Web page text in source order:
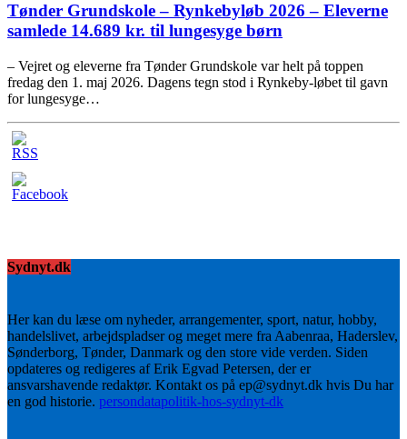
Tønder Grundskole – Rynkebyløb 2026 – Eleverne
samlede 14.689 kr. til lungesyge børn
– Vejret og eleverne fra Tønder Grundskole var helt på toppen
fredag den 1. maj 2026. Dagens tegn stod i Rynkeby-løbet til gavn
for lungesyge…
Sydnyt.dk
Her kan du læse om nyheder, arrangementer, sport, natur, hobby,
handelslivet, arbejdspladser og meget mere fra Aabenraa, Haderslev,
Sønderborg, Tønder, Danmark og den store vide verden. Siden
opdateres og redigeres af Erik Egvad Petersen, der er
ansvarshavende redaktør. Kontakt os på ep@sydnyt.dk hvis Du har
en god historie. persondatapolitik-hos-sydnyt-dk